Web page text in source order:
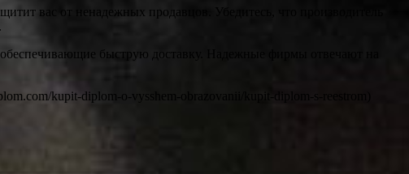
вас от ненадежных продавцов. Убедитесь, что производитель
быструю доставку. Надежные фирмы отвечают на
kupit-diplom-o-vysshem-obrazovanii/kupit-diplom-s-reestrom)